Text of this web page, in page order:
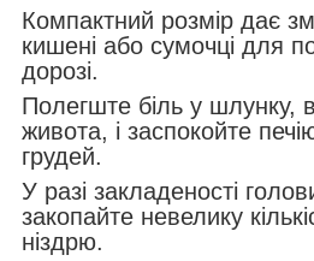
Компактний розмір дає
кишені або сумочці для
дорозі.
Полегште біль у шлунку,
живота, і заспокойте
грудей.
У разі закладеності
закопайте невелику
ніздрю.